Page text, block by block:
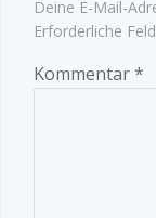
Deine E-Mail-
Erforderliche
Kommentar*